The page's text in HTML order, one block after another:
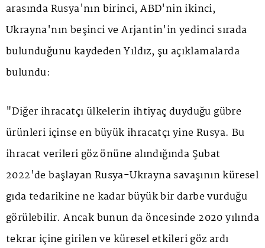
arasında Rusya'nın birinci, ABD'nin ikinci,
Ukrayna'nın beşinci ve Arjantin'in yedinci sırada
bulunduğunu kaydeden Yıldız, şu açıklamalarda
bulundu:
"Diğer ihracatçı ülkelerin ihtiyaç duyduğu gübre
ürünleri içinse en büyük ihracatçı yine Rusya. Bu
ihracat verileri göz önüne alındığında Şubat
2022'de başlayan Rusya-Ukrayna savaşının küresel
gıda tedarikine ne kadar büyük bir darbe vurduğu
görülebilir. Ancak bunun da öncesinde 2020 yılında
tekrar içine girilen ve küresel etkileri göz ardı